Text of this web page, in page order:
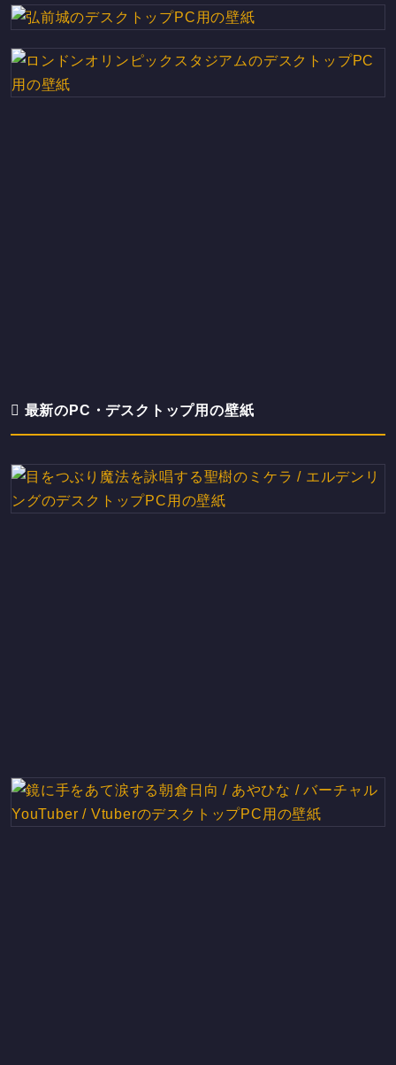
最新のPC・デスクトップ用の壁紙